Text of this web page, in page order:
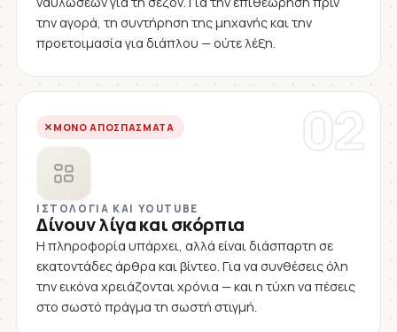
την αγορά, τη συντήρηση της μηχανής και την
προετοιμασία για διάπλου — ούτε λέξη.
02
ΜΌΝΟ ΑΠΟΣΠΆΣΜΑΤΑ
ΙΣΤΟΛΌΓΙΑ ΚΑΙ YOUTUBE
Δίνουν λίγα και σκόρπια
Η πληροφορία υπάρχει, αλλά είναι διάσπαρτη σε
εκατοντάδες άρθρα και βίντεο. Για να συνθέσεις όλη
την εικόνα χρειάζονται χρόνια — και η τύχη να πέσεις
στο σωστό πράγμα τη σωστή στιγμή.